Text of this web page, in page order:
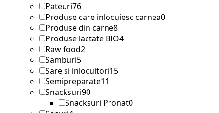
Pateuri76
Produse care inlocuiesc carnea0
Produse din carne8
Produse lactate BIO4
Raw food2
Samburi5
Sare si inlocuitori15
Semipreparate11
Snacksuri90
Snacksuri Pronat0